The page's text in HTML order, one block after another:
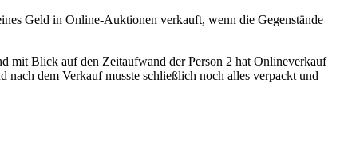
Geld in Online-Auktionen verkauft, wenn die Gegenstände
mit Blick auf den Zeitaufwand der Person 2 hat Onlineverkauf
dem Verkauf musste schließlich noch alles verpackt und